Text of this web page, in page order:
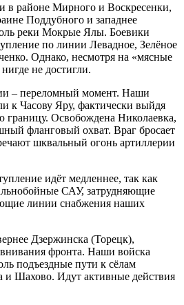
в районе Мирного и Воскресенки,
Поддубного и западнее
реки Мокрые Ялы. Боевики
по линии Левадное, Зелёное
Однако, несмотря на «мясные
не достигли.
– переломный момент. Наши
к Часову Яру, фактически выйдя
границу. Освобождена Николаевка,
фланговый охват. Враг бросает
шквальный огонь артиллерии
идёт медленнее, так как
САУ, затрудняющие
линии снабжения наших
Дзержинска (Торецк),
фронта. Наши войска
подъездные пути к сёлам
и Шахово. Идут активные действия